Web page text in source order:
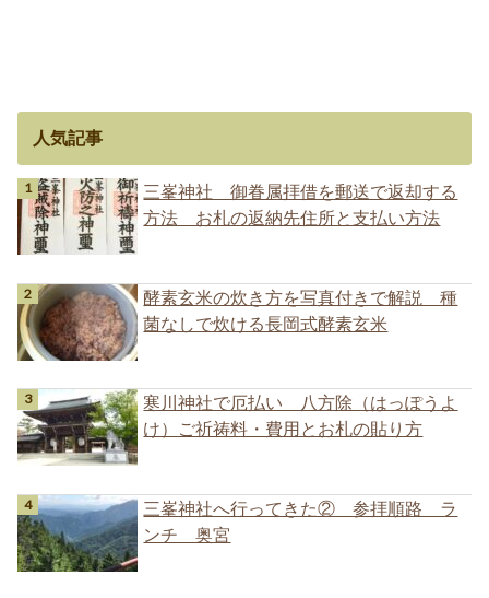
人気記事
三峯神社 御眷属拝借を郵送で返却する
方法 お札の返納先住所と支払い方法
酵素玄米の炊き方を写真付きで解説 種
菌なしで炊ける長岡式酵素玄米
寒川神社で厄払い 八方除（はっぽうよ
け）ご祈祷料・費用とお札の貼り方
三峯神社へ行ってきた② 参拝順路 ラ
ンチ 奥宮